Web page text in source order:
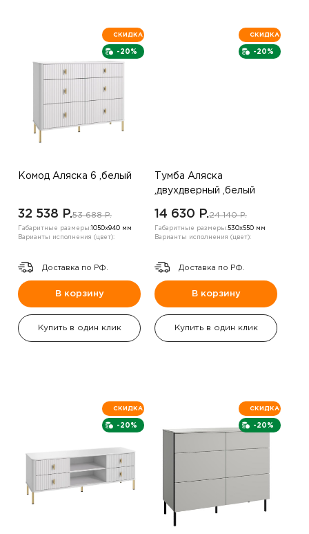
-20%
СКИДКА
Комод Аляска 6 ,белый
32 538 P.53 688 P.
Габаритные размеры: 1050х940 мм
Варианты исполнения (цвет):
Доставка по РФ.
В корзину
Купить в один клик
-20%
СКИДКА
Тумба Аляска
,двухдверный ,белый
14 630 P.24 140 P.
Габаритные размеры:530х550 мм
Варианты исполнения (цвет):
Доставка по РФ.
В корзину
Купить в один клик
-20%
СКИДКА
-20%
СКИДКА